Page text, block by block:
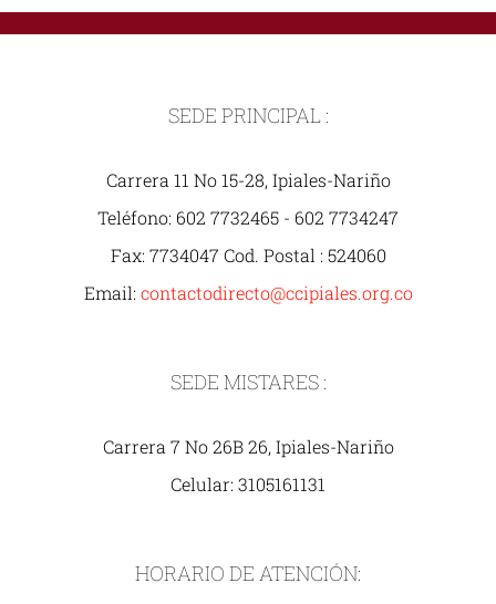
SEDE PRINCIPAL :
Carrera 11 No 15-28, Ipiales-Nariño
Teléfono: 602 7732465 - 602 7734247
Fax: 7734047 Cod. Postal : 524060
Email: contactodirecto@ccipiales.org.co
SEDE MISTARES :
Carrera 7 No 26B 26, Ipiales-Nariño
Celular: 3105161131
HORARIO DE ATENCIÓN: